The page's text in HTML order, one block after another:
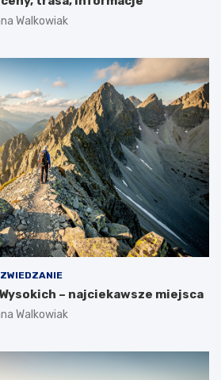
Walkowiak
ZWIEDZANIE
– najciekawsze miejsca
Walkowiak